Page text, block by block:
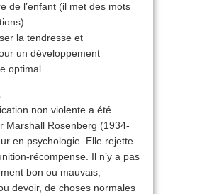
de l’enfant (il met des mots
la tendresse et
un développement
optimal
non violente a été
Marshall Rosenberg (1934-
en psychologie. Elle rejette
récompense. Il n’y a pas
bon ou mauvais,
devoir, de choses normales